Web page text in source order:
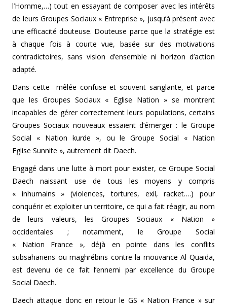
l’Homme,…) tout en essayant de composer avec les intérêts
de leurs Groupes Sociaux « Entreprise », jusqu’à présent avec
une efficacité douteuse. Douteuse parce que la stratégie est
à chaque fois à courte vue, basée sur des motivations
contradictoires, sans vision d’ensemble ni horizon d’action
adapté.
Dans cette mêlée confuse et souvent sanglante, et parce
que les Groupes Sociaux « Eglise Nation » se montrent
incapables de gérer correctement leurs populations, certains
Groupes Sociaux nouveaux essaient d’émerger : le Groupe
Social « Nation kurde », ou le Groupe Social « Nation
Eglise Sunnite », autrement dit Daech.
Engagé dans une lutte à mort pour exister, ce Groupe Social
Daech naissant use de tous les moyens y compris
« inhumains » (violences, tortures, exil, racket….) pour
conquérir et exploiter un territoire, ce qui a fait réagir, au nom
de leurs valeurs, les Groupes Sociaux « Nation »
occidentales ; notamment, le Groupe Social
« Nation France », déjà en pointe dans les conflits
subsahariens ou maghrébins contre la mouvance Al Quaida,
est devenu de ce fait l’ennemi par excellence du Groupe
Social Daech.
Daech attaque donc en retour le GS « Nation France » sur